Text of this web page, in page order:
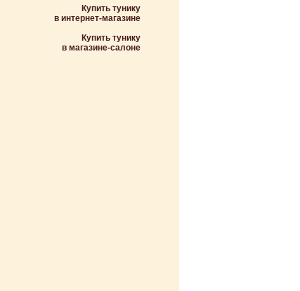
Купить тунику
в интернет-магазине
Купить тунику
в магазине-салоне